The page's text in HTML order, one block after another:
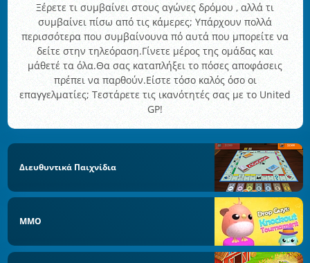
Ξέρετε τι συμβαίνει στους αγώνες δρόμου , αλλά τι
συμβαίνει πίσω από τις κάμερες; Υπάρχουν πολλά
περισσότερα που συμβαίνουνα πό αυτά που μπορείτε να
δείτε στην τηλεόραση.Γίνετε μέρος της ομάδας και
μάθετέ τα όλα.Θα σας καταπλήξει το πόσες αποφάσεις
πρέπει να παρθούν.Είστε τόσο καλός όσο οι
επαγγελματίες; Τεστάρετε τις ικανότητές σας με το United
GP!
Διευθυντικά Παιχνίδια
MMO